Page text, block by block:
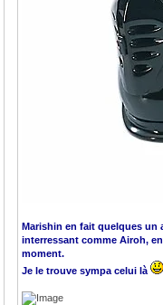
Marishin en fait quelques un
interressant comme Airoh,
moment.
Je le trouve sympa celui là